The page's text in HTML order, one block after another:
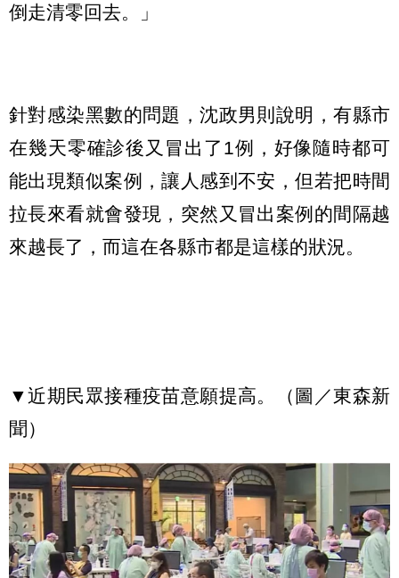
倒走清零回去。」
針對感染黑數的問題，沈政男則說明，有縣市
在幾天零確診後又冒出了1例，好像隨時都可
能出現類似案例，讓人感到不安，但若把時間
拉長來看就會發現，突然又冒出案例的間隔越
來越長了，而這在各縣市都是這樣的狀況。
▼近期民眾接種疫苗意願提高。（圖／東森新
聞）